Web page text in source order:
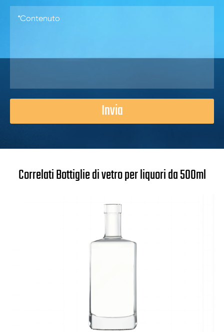
Invia
Correlati Bottiglie di vetro per liquori da 500ml